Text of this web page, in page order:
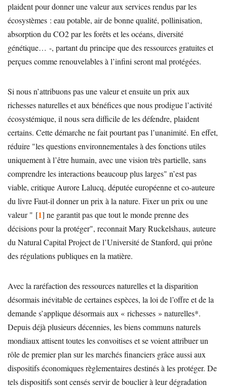
plaident pour donner une valeur aux services rendus par les
écosystèmes : eau potable, air de bonne qualité, pollinisation,
absorption du CO2 par les forêts et les océans, diversité
génétique… -, partant du principe que des ressources gratuites et
perçues comme renouvelables à l’infini seront mal protégées.
Si nous n’attribuons pas une valeur et ensuite un prix aux
richesses naturelles et aux bénéfices que nous prodigue l’activité
écosystémique, il nous sera difficile de les défendre, plaident
certains. Cette démarche ne fait pourtant pas l’unanimité. En effet,
réduire "les questions environnementales à des fonctions utiles
uniquement à l’être humain, avec une vision très partielle, sans
comprendre les interactions beaucoup plus larges" n’est pas
viable, critique Aurore Lalucq, députée européenne et co-auteure
du livre Faut-il donner un prix à la nature. Fixer un prix ou une
valeur " [1] ne garantit pas que tout le monde prenne des
décisions pour la protéger", reconnait Mary Ruckelshaus, auteure
du Natural Capital Project de l’Université de Stanford, qui prône
des régulations publiques en la matière.
Avec la raréfaction des ressources naturelles et la disparition
désormais inévitable de certaines espèces, la loi de l’offre et de la
demande s’applique désormais aux « richesses » naturelles*.
Depuis déjà plusieurs décennies, les biens communs naturels
mondiaux attisent toutes les convoitises et se voient attribuer un
rôle de premier plan sur les marchés financiers grâce aussi aux
dispositifs économiques règlementaires destinés à les protéger. De
tels dispositifs sont censés servir de bouclier à leur dégradation